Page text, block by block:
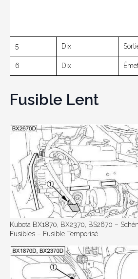
5 Dix
6 Dix
Fusible Lent
Kubota BX1870, BX2370, BS2670 –
Fusibles – Fusible Temporisé